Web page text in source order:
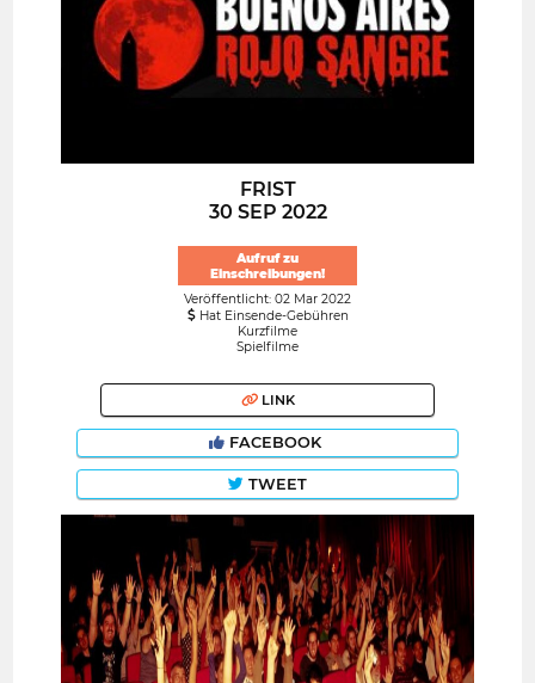
FRIST
30 SEP 2022
Aufruf zu
Einschreibungen!
Veröffentlicht: 02 Mar 2022
Hat Einsende-Gebühren
Kurzfilme
Spielfilme
LINK
FACEBOOK
TWEET